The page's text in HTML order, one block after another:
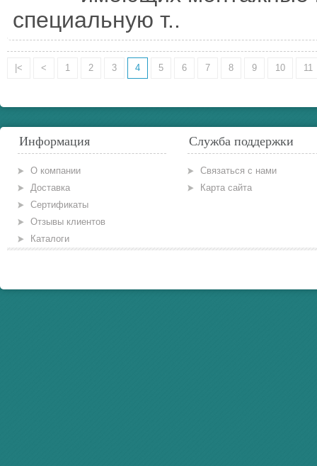
специальную т..
|< < 1 2 3 4 5 6 7 8 9 10 11
Информация
О компании
Доставка
Сертификаты
Отзывы клиентов
Каталоги
Служба поддержки
Связаться с нами
Карта сайта